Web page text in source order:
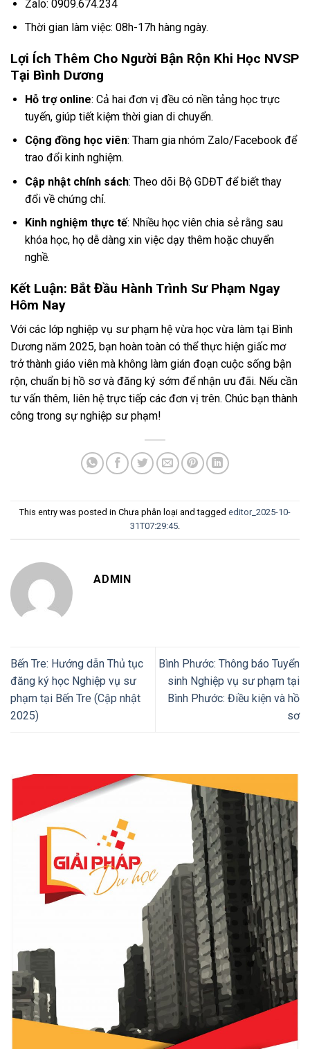
Zalo: 0909.674.234
Thời gian làm việc: 08h-17h hàng ngày.
Lợi Ích Thêm Cho Người Bận Rộn Khi Học NVSP
Tại Bình Dương
Hỗ trợ online: Cả hai đơn vị đều có nền tảng học trực
tuyến, giúp tiết kiệm thời gian di chuyển.
Cộng đồng học viên: Tham gia nhóm Zalo/Facebook để
trao đổi kinh nghiệm.
Cập nhật chính sách: Theo dõi Bộ GDĐT để biết thay
đổi về chứng chỉ.
Kinh nghiệm thực tế: Nhiều học viên chia sẻ rằng sau
khóa học, họ dễ dàng xin việc dạy thêm hoặc chuyển
nghề.
Kết Luận: Bắt Đầu Hành Trình Sư Phạm Ngay
Hôm Nay
Với các lớp nghiệp vụ sư phạm hệ vừa học vừa làm tại Bình
Dương năm 2025, bạn hoàn toàn có thể thực hiện giấc mơ
trở thành giáo viên mà không làm gián đoạn cuộc sống bận
rộn, chuẩn bị hồ sơ và đăng ký sớm để nhận ưu đãi. Nếu cần
tư vấn thêm, liên hệ trực tiếp các đơn vị trên. Chúc bạn thành
công trong sự nghiệp sư phạm!
This entry was posted in Chưa phân loại and tagged editor_2025-10-
31T07:29:45.
ADMIN
Bến Tre: Hướng dẫn Thủ tục
đăng ký học Nghiệp vụ sư
phạm tại Bến Tre (Cập nhật
2025)
Bình Phước: Thông báo Tuyển
sinh Nghiệp vụ sư phạm tại
Bình Phước: Điều kiện và hồ
sơ